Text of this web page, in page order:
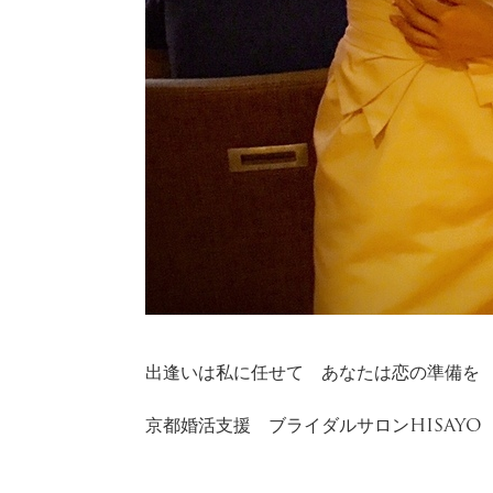
出逢いは私に任せて あなたは恋の準備を
京都婚活支援 ブライダルサロン